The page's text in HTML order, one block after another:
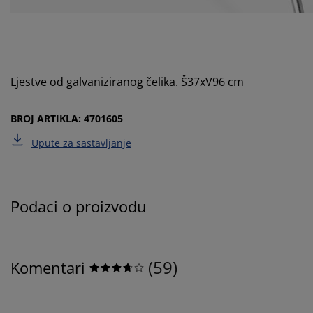
Ljestve od galvaniziranog čelika. Š37xV96 cm
BROJ ARTIKLA: 4701605
Upute za sastavljanje
Podaci o proizvodu
Komentari (59)